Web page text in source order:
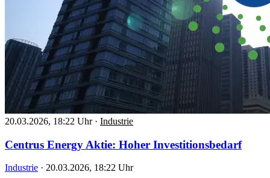
20.03.2026, 18:22 Uhr · Industrie
Centrus Energy Aktie: Hoher Investitionsbedarf
Industrie · 20.03.2026, 18:22 Uhr